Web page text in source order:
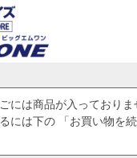
には商品が入っておりま
には下の 「お買い物を